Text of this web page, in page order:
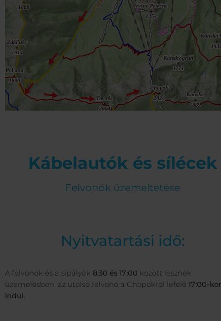
Kábelautók és sílécek
Felvonók üzemeltetése
Nyitvatartási idő:
A felvonók és a sípályák 8:30 és 17:00 között lesznek
üzemelésben, az utolsó felvonó a Chopokról lefelé 17:00-kor
indul.